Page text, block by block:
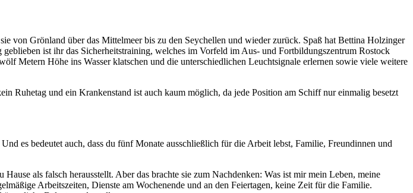
Grönland über das Mittelmeer bis zu den Seychellen und wieder zurück. Spaß hat Bettina Holzinger
ist ihr das Sicherheitstraining, welches im Vorfeld im Aus- und Fortbildungszentrum Rostock
Metern Höhe ins Wasser klatschen und die unterschiedlichen Leuchtsignale erlernen sowie viele weitere
Ruhetag und ein Krankenstand ist auch kaum möglich, da jede Position am Schiff nur einmalig besetzt
es bedeutet auch, dass du fünf Monate ausschließlich für die Arbeit lebst, Familie, Freundinnen und
als falsch herausstellt. Aber das brachte sie zum Nachdenken: Was ist mir mein Leben, meine
Arbeitszeiten, Dienste am Wochenende und an den Feiertagen, keine Zeit für die Familie.